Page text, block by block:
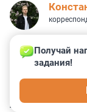
Получай
задания!